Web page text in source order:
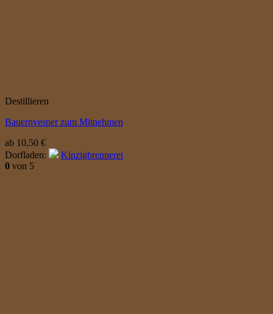
Destillieren
Bauernvesper zum Mitnehmen
ab 10,50 €
Dorfladen:
Kinzigbrennerei
0 von 5